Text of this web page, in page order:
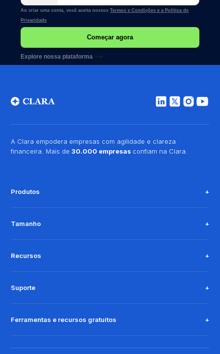
Ao criar uma conta, você aceita nossosTermos e Condições e a Política de
Privacidade
Explore nossa plataforma
A Clara empodera empresas com agilidade e clareza
financeira. Mais de 30.000 empresas confiam na Clara.
Produtos
Tamanho
Recursos
Suporte
Ferramentas e recursos gratuitos